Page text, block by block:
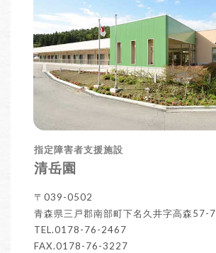
指定障害者支援施設
清岳園
〒039-0502
青森県三戸郡南部町下名久井字高森57-7
TEL.0178-76-2467
FAX.0178-76-3227